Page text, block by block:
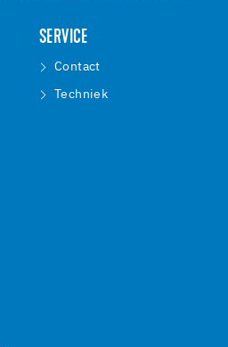
SERVICE
Contact
Techniek